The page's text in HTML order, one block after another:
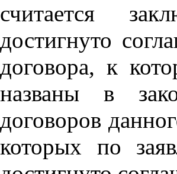
считается
достигнуто
договора, к
названы в
договоров
которых по